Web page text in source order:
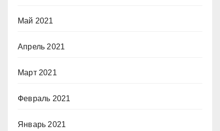
Май 2021
Апрель 2021
Март 2021
Февраль 2021
Январь 2021